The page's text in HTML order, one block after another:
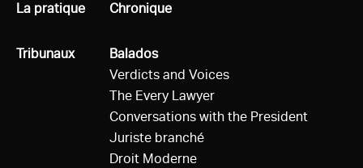
Tous
La pratique
Tous
Tribunaux
Tous
Chronique
Tous
Balados
Verdicts and Voices
The Every Lawyer
Conversations with the President
Juriste branché
Droit Moderne